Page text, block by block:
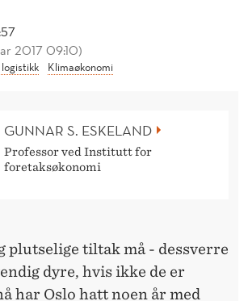
2017 09:10)
Klimaøkonomi
GUNNAR S. ESKELAND
Professor ved Institutt for
foretaksøkonomi
plutselige tiltak må - dessverre
dyre, hvis ikke de er
har Oslo hatt noen år med